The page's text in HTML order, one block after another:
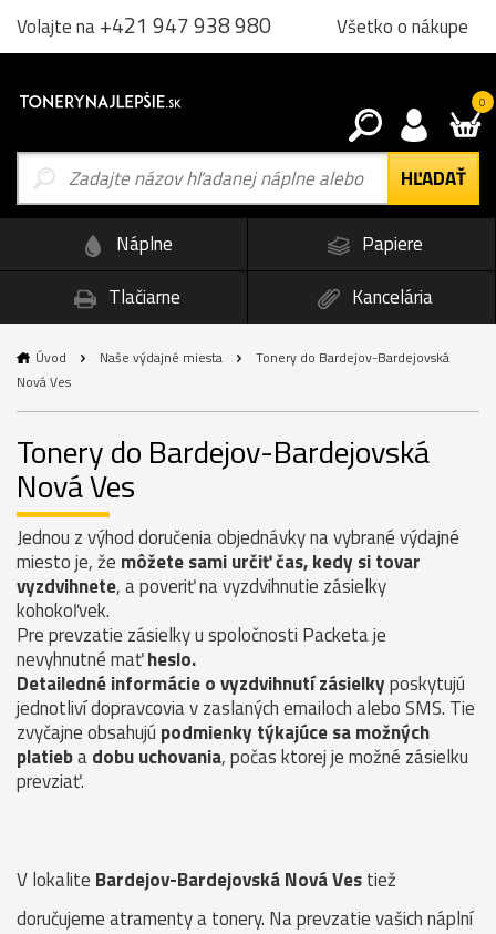
Volajte na+421 947 938 980 Všetko o nákupe
0
Náplne
Papiere
Tlačiarne
Kancelária
Úvod Naše výdajné miesta
Tonery do Bardejov-Bardejovská
Nová Ves
Tonery do Bardejov-Bardejovská
Nová Ves
Jednou z výhod doručenia objednávky na vybrané výdajné
miesto je, že môžete sami určiť čas, kedy si tovar
vyzdvihnete, a poveriť na vyzdvihnutie zásielky
kohokoľvek.
Pre prevzatie zásielky u spoločnosti Packeta je
nevyhnutné maťheslo.
Detailedné informácie o vyzdvihnutí zásielkyposkytujú
jednotliví dopravcovia v zaslaných emailoch alebo SMS. Tie
zvyčajne obsahujú podmienky týkajúce sa možných
platiebadobu uchovania, počas ktorej je možné zásielku
prevziať.
V lokalite Bardejov-Bardejovská Nová Vestiež
doručujeme atramenty a tonery. Na prevzatie vašich náplní